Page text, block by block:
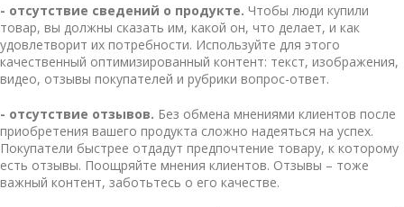
- отсутствие сведений о продукте. Чтобы люди купили
товар, вы должны сказать им, какой он, что делает, и как
удовлетворит их потребности. Используйте для этого
качественный оптимизированный контент: текст, изображения,
видео, отзывы покупателей и рубрики вопрос-ответ.
- отсутствие отзывов. Без обмена мнениями клиентов после
приобретения вашего продукта сложно надеяться на успех.
Покупатели быстрее отдадут предпочтение товару, к которому
есть отзывы. Поощряйте мнения клиентов. Отзывы – тоже
важный контент, заботьтесь о его качестве.